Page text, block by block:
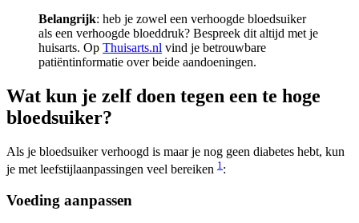
Belangrijk: heb je zowel een verhoogde bloedsuiker
als een verhoogde bloeddruk? Bespreek dit altijd met je
huisarts. Op Thuisarts.nl vind je betrouwbare
patiëntinformatie over beide aandoeningen.
Wat kun je zelf doen tegen een te hoge
bloedsuiker?
Als je bloedsuiker verhoogd is maar je nog geen diabetes hebt, kun
je met leefstijlaanpassingen veel bereiken 1:
Voeding aanpassen